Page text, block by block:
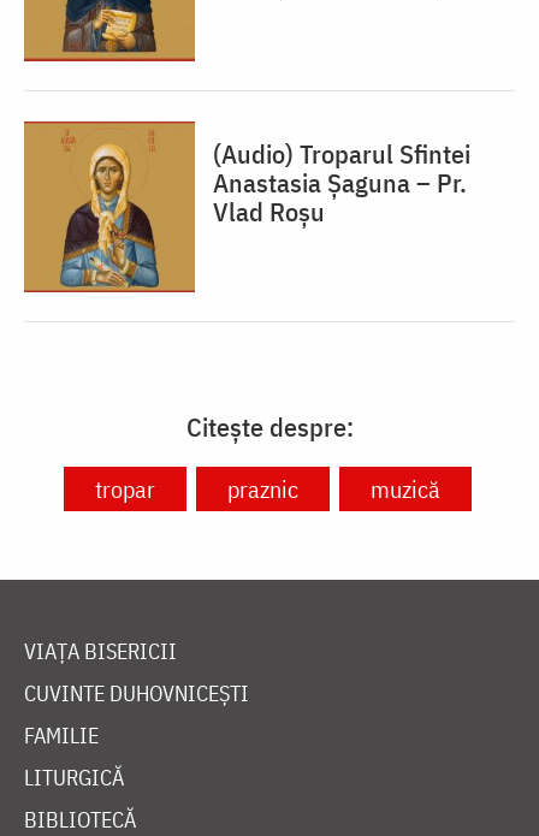
(Audio) Troparul Sfintei
Anastasia Șaguna – Pr.
Vlad Roșu
Citește despre:
tropar praznic muzică
VIAȚA BISERICII
CUVINTE DUHOVNICEȘTI
FAMILIE
LITURGICĂ
BIBLIOTECĂ